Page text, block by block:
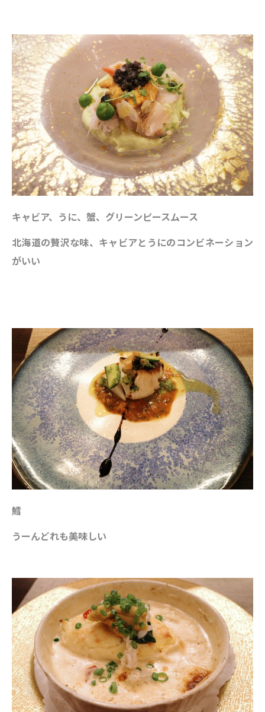
キャビア、うに、蟹、グリーンピースムース
北海道の贅沢な味、キャビアとうにのコンビネーション
がいい
鱈
うーんどれも美味しい